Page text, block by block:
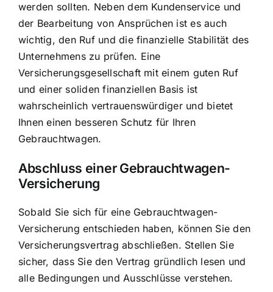
werden sollten. Neben dem Kundenservice und
der Bearbeitung von Ansprüchen ist es auch
wichtig, den Ruf und die finanzielle Stabilität des
Unternehmens zu prüfen. Eine
Versicherungsgesellschaft mit einem guten Ruf
und einer soliden finanziellen Basis ist
wahrscheinlich vertrauenswürdiger und bietet
Ihnen einen besseren Schutz für Ihren
Gebrauchtwagen.
Abschluss einer Gebrauchtwagen-
Versicherung
Sobald Sie sich für eine Gebrauchtwagen-
Versicherung entschieden haben, können Sie den
Versicherungsvertrag abschließen. Stellen Sie
sicher, dass Sie den Vertrag gründlich lesen und
alle Bedingungen und Ausschlüsse verstehen.